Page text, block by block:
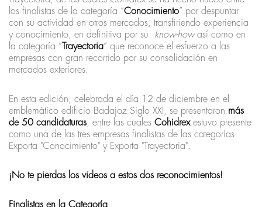
los finalistas de la categoría “Conocimiento” por despuntar
con su actividad en otros mercados, transfiriendo experiencia
y conocimiento, en definitiva por su know-howasí como en
la categoría “Trayectoria” que reconoce el esfuerzo a las
empresas con gran recorrido por su consolidación en
mercados exteriores.
En esta edición, celebrada el día 12 de diciembre en el
emblemático edificio Badajoz Siglo XXI, se presentaron más
de 50 candidaturas , entre las cuales Cohidrexestuvo presente
como una de las tres empresas finalistas de las categorías
Exporta "Conocimiento" y Exporta "Trayectoria".
¡No te pierdas los videos a estos dos reconocimientos!
Finalistas en la Categoría